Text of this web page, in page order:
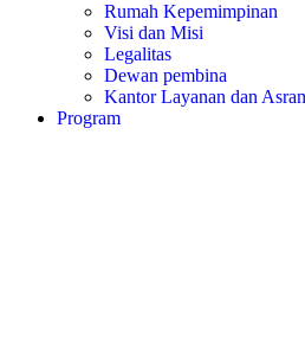
Rumah Kepemimpinan
Visi dan Misi
Legalitas
Dewan pembina
Kantor Layanan dan
Program